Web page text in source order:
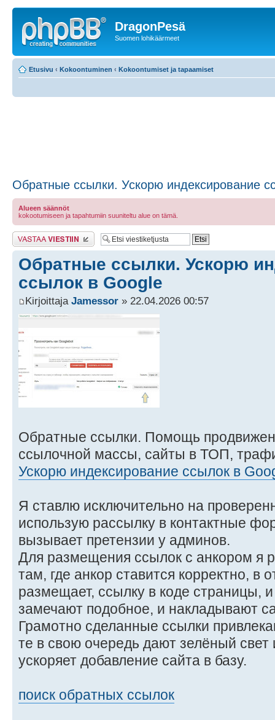
DragonPesä
Suomen lohikäärmeet
Etusivu ‹ Kokoontuminen ‹ Kokoontumiset ja tapaamiset
Обратные ссылки. Ускорю индексирование
Alueen säännöt
kokootumiseen ja tapahtumiin suuniteltu alue on tämä.
Lähetä vastaus
Обратные ссылки. Ускорю
ссылок в Google
Kirjoittaja Jamessor » 22.04.2026 00:57
Обратные ссылки. Помощь
ссылочной массы, сайты в ТОП,
Ускорю индексирование ссылок в
Я ставлю исключительно на
использую рассылку в контактные
вызывает претензии у админов.
Для размещения ссылок с анкором я
там, где анкор ставится корректно, в
размещает, ссылку в коде страницы,
замечают подобное, и накладывают
Грамотно сделанные ссылки
те в свою очередь дают зелёный свет
ускоряет добавление сайта в базу.
поиск обратных ссылок